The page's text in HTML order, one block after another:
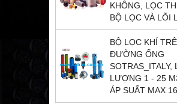
KHÔNG, LỌC
BỘ LỌC VÀ LÕI
BỘ LỌC KHÍ
ĐƯỜNG ỐNG
SOTRAS_ITALY,
LƯỢNG 1 - 25
ÁP SUẤT MAX